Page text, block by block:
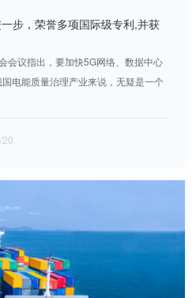
步，荣誉多项国际级专利,并获
会议指出，要加快5G网络、数据中心
电能质量治理产业来说，无疑是一个